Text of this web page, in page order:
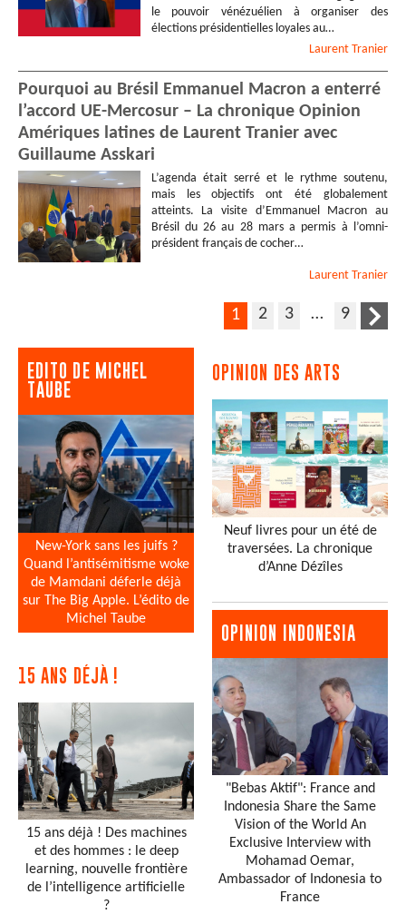
le pouvoir vénézuélien à organiser des
élections présidentielles loyales au…
Laurent Tranier
Pourquoi au Brésil Emmanuel Macron a enterré
l’accord UE-Mercosur – La chronique Opinion
Amériques latines de Laurent Tranier avec
Guillaume Asskari
L’agenda était serré et le rythme soutenu,
mais les objectifs ont été globalement
atteints. La visite d’Emmanuel Macron au
Brésil du 26 au 28 mars a permis à l’omni-
président français de cocher…
Laurent Tranier
1 2 3 … 9
EDITO DE MICHEL
TAUBE
New-York sans les juifs ?
Quand l’antisémitisme woke
de Mamdani déferle déjà
sur The Big Apple. L’édito de
Michel Taube
15 ANS DÉJÀ !
15 ans déjà ! Des machines
et des hommes : le deep
learning, nouvelle frontière
de l’intelligence artificielle
?
OPINION DES ARTS
Neuf livres pour un été de
traversées. La chronique
d’Anne Dézîles
OPINION INDONESIA
"Bebas Aktif": France and
Indonesia Share the Same
Vision of the World An
Exclusive Interview with
Mohamad Oemar,
Ambassador of Indonesia to
France